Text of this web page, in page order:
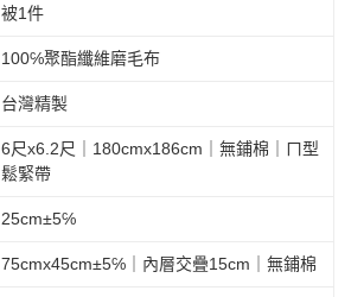
被1件
100℅聚酯纖維磨毛布
台灣精製
6尺x6.2尺｜180cmx186cm｜無鋪棉｜ㄇ型
鬆緊帶
25cm±5℅
75cmx45cm±5℅｜內層交疊15cm｜無鋪棉